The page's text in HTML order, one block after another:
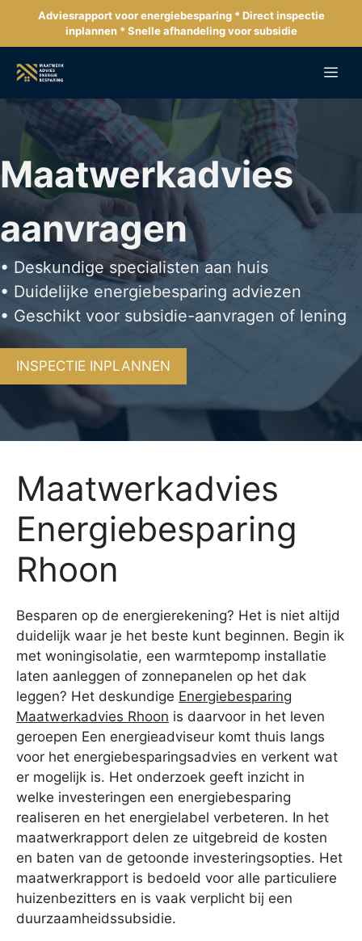
de
inhoud
Adviesrapport voor energiebesparing * Direct inspectie
inplannen * Snelle afhandeling voor subsidie
Maatwerkadvies
aanvragen
• Deskundige specialisten aan huis
• Duidelijke energiebesparing adviezen
• Geschikt voor subsidie-aanvragen of lening
INSPECTIE INPLANNEN
Maatwerkadvies
Energiebesparing
Rhoon
Besparen op de energierekening? Het is niet altijd
duidelijk waar je het beste kunt beginnen. Begin ik
met woningisolatie, een warmtepomp installatie
laten aanleggen of zonnepanelen op het dak
leggen? Het deskundige Energiebesparing
Maatwerkadvies Rhoon is daarvoor in het leven
geroepen Een energieadviseur komt thuis langs
voor het energiebesparingsadvies en verkent wat
er mogelijk is. Het onderzoek geeft inzicht in
welke investeringen een energiebesparing
realiseren en het energielabel verbeteren. In het
maatwerkrapport delen ze uitgebreid de kosten
en baten van de getoonde investeringsopties. Het
maatwerkrapport is bedoeld voor alle particuliere
huizenbezitters en is vaak verplicht bij een
duurzaamheidssubsidie.